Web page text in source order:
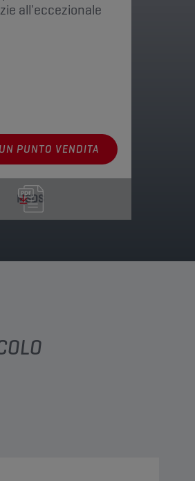
all'eccezionale
PUNTO VENDITA
MSDS